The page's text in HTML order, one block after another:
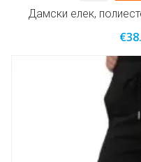
Дамски елек,
€38.